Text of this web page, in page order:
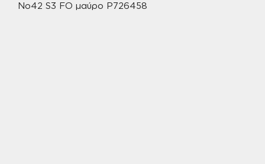
No42 S3 FO μαύρο P726458